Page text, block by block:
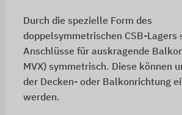
Durch die spezielle Form des
doppelsymmetrischen CSB-Lagers
Anschlüsse für auskragende
MVX) symmetrisch. Diese können
der Decken- oder Balkonrichtung
werden.